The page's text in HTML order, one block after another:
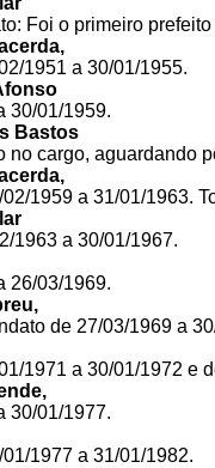
Foi o primeiro
1951 a 30/01/1955.
30/01/1959.
Bastos
no cargo, aguardando
1959 a 31/01/1963.
1963 a 30/01/1967.
26/03/1969.
de 27/03/1969 a
1971 a 30/01/1972 e
30/01/1977.
1977 a 31/01/1982.